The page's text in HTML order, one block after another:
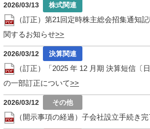
2026/03/13
（訂正）第21回定時株主総会招集通知
関するお知らせ
2026/03/12
（訂正）「2025 年 12 月期 決算短信〔
の一部訂正について
2026/03/12
（開示事項の経過）子会社設立手続き